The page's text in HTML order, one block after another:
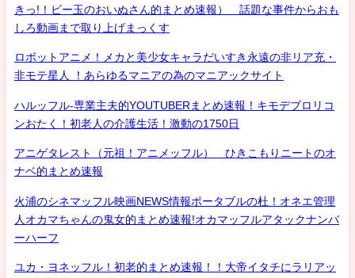
きっ!！ビー玉のおいぬさん的まとめ速報） 話題な事件からおも
しろ動画まで取り上げまっくす
ロボットアニメ！メカと美少女キャラだいすき永遠の非リア充・
非モテ星人 ！あらゆるマニアの為のマニアックサイト
ハルッフル-専業主夫的YOUTUBERまとめ速報！キモデブロリコ
ンおたく！初老人の介護生活！激動の1750日
アニゲタレスト（元祖！アニメッフル） ひきこもりニートのオ
ナベ的まとめ速報
火浦のシネマッフル映画NEWS情報ポータブルの杜！オネエ管理
人オカマちゃんの鬼女的まとめ速報!オカマッフルアタックナンバ
ーハーフ
ユカ・ヨネッフル！初老的まとめ速報！！大帝イタチにラリアッ